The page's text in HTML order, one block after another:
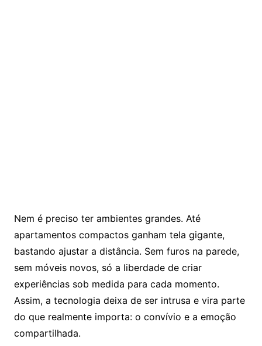
Nem é preciso ter ambientes grandes. Até
apartamentos compactos ganham tela gigante,
bastando ajustar a distância. Sem furos na parede,
sem móveis novos, só a liberdade de criar
experiências sob medida para cada momento.
Assim, a tecnologia deixa de ser intrusa e vira parte
do que realmente importa: o convívio e a emoção
compartilhada.